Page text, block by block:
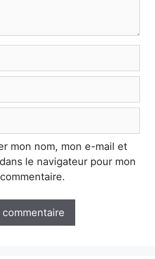
mon nom, mon e-mail et
le navigateur pour mon